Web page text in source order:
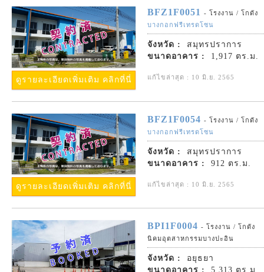
ดูรายละเอียดเพิ่มเติม คลิกที่นี่
BFZ1F0051
- โรงงาน / โกดัง
บางกอกฟรีเทรดโซน
จังหวัด :
สมุทรปราการ
ขนาดอาคาร :
1,917 ตร.ม.
แก้ไขล่าสุด : 10 มิ.ย. 2565
ดูรายละเอียดเพิ่มเติม คลิกที่นี่
BFZ1F0054 - โรงงาน / โกดัง
บางกอกฟรีเทรดโซน
จังหวัด :
สมุทรปราการ
ขนาดอาคาร :
912 ตร.ม.
แก้ไขล่าสุด : 10 มิ.ย. 2565
BPI1F0004 - โรงงาน / โกดัง
นิคมอุตสาหกรรมบางปะอิน
จังหวัด :
อยุธยา
ขนาดอาคาร :
5,313 ตร.ม.